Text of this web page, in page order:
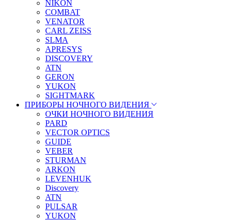
NIKON
COMBAT
VENATOR
CARL ZEISS
SLMA
APRESYS
DISCOVERY
ATN
GERON
YUKON
SIGHTMARK
ПРИБОРЫ НОЧНОГО ВИДЕНИЯ
ОЧКИ НОЧНОГО ВИДЕНИЯ
PARD
VECTOR OPTICS
GUIDE
VEBER
STURMAN
ARKON
LEVENHUK
Discovery
ATN
PULSAR
YUKON